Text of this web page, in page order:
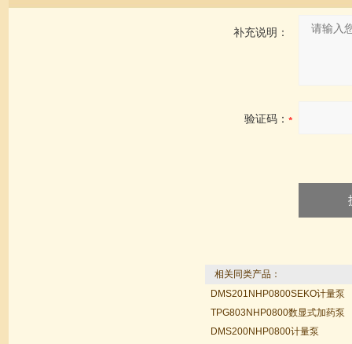
补充说明：
验证码：
相关同类产品：
DMS201NHP0800SEKO计量泵
TPG803NHP0800数显式加药泵
DMS200NHP0800计量泵